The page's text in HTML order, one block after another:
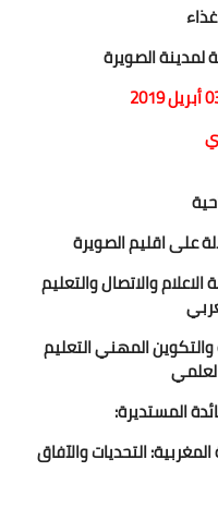
على اقليم الصويرة
والاتصال والتعليم
المهني التعليم
التحديات والآفاق